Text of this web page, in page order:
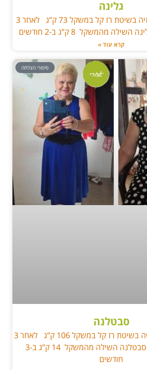
גלינה
התחילה תהליך הרזיה בשיטת רז קל במשקל 73 ק”ג לאחר 3
קרא עוד »
סיפורי הצלחה
סבטלנה
התחילה תהליך הרזיה בשיטת רז קל במשקל 106 ק”ג לאחר 3
חודשים 92 ק”ג סבטלנה השילה מהמשקל 14 ק”ג ב-3
חודשים